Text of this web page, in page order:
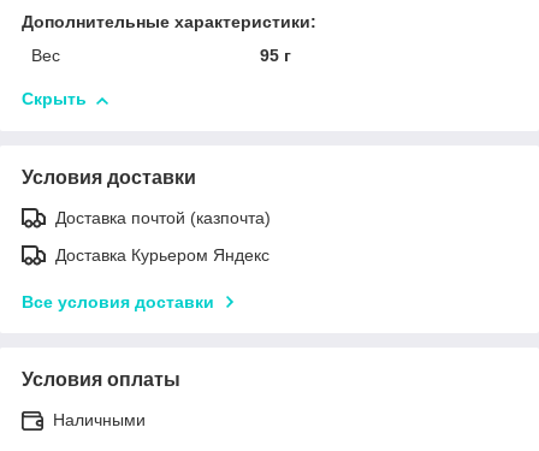
Дополнительные характеристики:
Вес
95 г
Скрыть
Условия доставки
Доставка почтой (казпочта)
Доставка Курьером Яндекс
Все условия доставки
Условия оплаты
Наличными